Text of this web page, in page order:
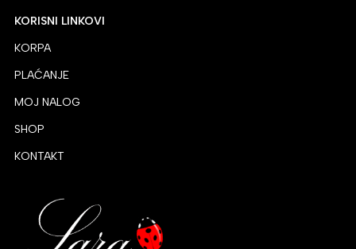
KORISNI LINKOVI
KORPA
PLAĆANJE
MOJ NALOG
SHOP
KONTAKT